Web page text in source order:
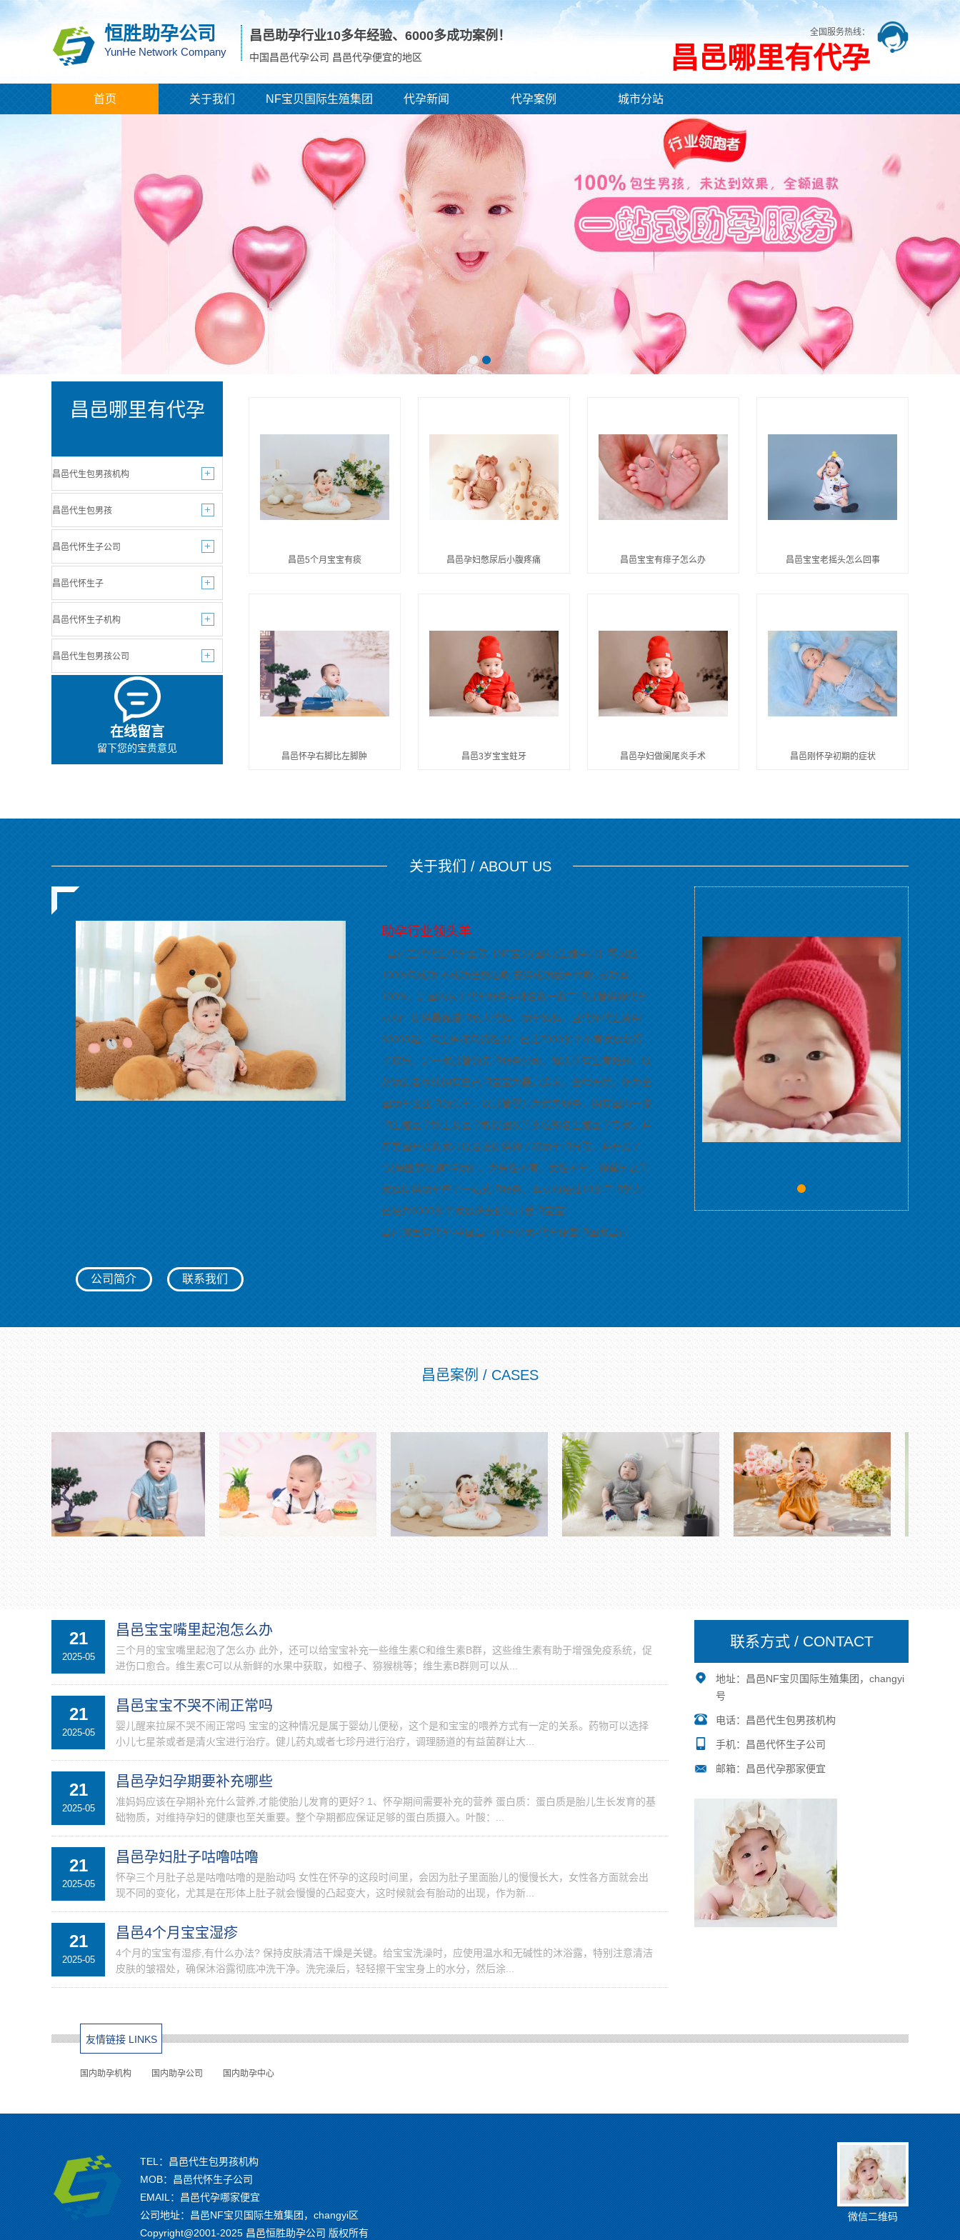
恒胜助孕公司
YunHe Network Company
昌邑助孕行业10多年经验、 6000多成功案例！
中国昌邑代孕公司 昌邑代孕便宜的地区
全国服务热线：
昌邑哪里有代孕
首页 关于我们 NF宝贝国际生殖集团 代孕新闻 代孕案例 城市分站
昌邑哪里有代孕
昌邑代生包男孩机构
昌邑代生包男孩
昌邑代怀生子公司
昌邑代怀生子
昌邑代怀生子机构
昌邑代生包男孩公司
在线留言
留下您的宝贵意见
昌邑5个月宝宝有痰 昌邑孕妇憋尿后小腹疼痛 昌邑宝宝有痱子怎么办 昌邑宝宝老摇头怎么回事
昌邑怀孕右脚比左脚肿 昌邑3岁宝宝蛀牙 昌邑孕妇做阑尾炎手术 昌邑刚怀孕初期的症状
关于我们 / ABOUT US
助孕行业领头羊
昌邑三代代生代孕医院【NF宝贝(国际)生殖中心】零风险
100%包成功 不成功全额退款 支持成功后再付款- 成功率
100%，是国内从事代孕服务中排名数一数二的试管供卵代孕
机构！提供最靠谱的私人代妈、助孕妈妈，且代怀代生费用
30000起，包生男孩包选性别！已让7000多个不育家庭获得
了欢乐，是一家试管领先的服务公司，解决所有生育难题，以
帮助患者尽快拥有自己的宝宝为最高追求，全程无忧。作为全
国助孕企业的领头羊，以试管婴儿为优势服务，拥有国内一流
的生殖医学博士及医学教授团队等多位知名生殖医学专家，并
在美国开设数家可以合法提供卵子和助孕的分院，并开设了
“父母圆梦频道”特助组，为男性不育，女性不孕，卵巢早衰等
家庭提供助孕产子一站式的服务。本机构经过10多年的努力
已经为6000多个家庭送去健康可爱的宝宝！
昌邑哪里有代孕-中国昌邑代孕公司-代孕便宜的国家昌邑
公司简介 联系我们
昌邑案例 / CASES
21
2025-05
昌邑宝宝嘴里起泡怎么办
三个月的宝宝嘴里起泡了怎么办 此外，还可以给宝宝补充一些维生素C和维生素B群，这些维生素有助于增强免疫系统，促
进伤口愈合。维生素C可以从新鲜的水果中获取，如橙子、猕猴桃等；维生素B群则可以从...
21
2025-05
昌邑宝宝不哭不闹正常吗
婴儿醒来拉屎不哭不闹正常吗 宝宝的这种情况是属于婴幼儿便秘，这个是和宝宝的喂养方式有一定的关系。药物可以选择
小儿七星茶或者是清火宝进行治疗。健儿药丸或者七珍丹进行治疗，调理肠道的有益菌群让大...
21
2025-05
昌邑孕妇孕期要补充哪些
准妈妈应该在孕期补充什么营养,才能使胎儿发育的更好? 1、怀孕期间需要补充的营养 蛋白质：蛋白质是胎儿生长发育的基
础物质，对维持孕妇的健康也至关重要。整个孕期都应保证足够的蛋白质摄入。叶酸：...
21
2025-05
昌邑孕妇肚子咕噜咕噜
怀孕三个月肚子总是咕噜咕噜的是胎动吗 女性在怀孕的这段时间里，会因为肚子里面胎儿的慢慢长大，女性各方面就会出
现不同的变化，尤其是在形体上肚子就会慢慢的凸起变大，这时候就会有胎动的出现，作为新...
21
2025-05
昌邑4个月宝宝湿疹
4个月的宝宝有湿疹,有什么办法? 保持皮肤清洁干燥是关键。给宝宝洗澡时，应使用温水和无碱性的沐浴露，特别注意清洁
皮肤的皱褶处，确保沐浴露彻底冲洗干净。洗完澡后，轻轻擦干宝宝身上的水分，然后涂...
联系方式 / CONTACT
地址：昌邑NF宝贝国际生殖集团，changyi
号
电话：昌邑代生包男孩机构
手机：昌邑代怀生子公司
邮箱：昌邑代孕那家便宜
友情链接 LINKS
国内助孕机构 国内助孕公司 国内助孕中心
TEL：昌邑代生包男孩机构
MOB：昌邑代怀生子公司
EMAIL：昌邑代孕哪家便宜
公司地址：昌邑NF宝贝国际生殖集团，changyi区
Copyright@2001-2025 昌邑恒胜助孕公司 版权所有
微信二维码